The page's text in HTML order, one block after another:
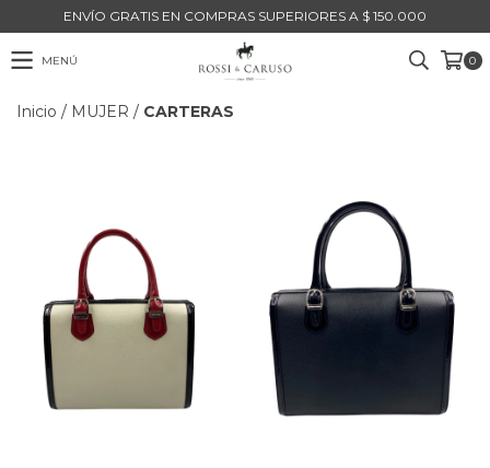
ENVÍO GRATIS EN COMPRAS SUPERIORES A $ 150.000
MENÚ 0
Inicio / MUJER / CARTERAS